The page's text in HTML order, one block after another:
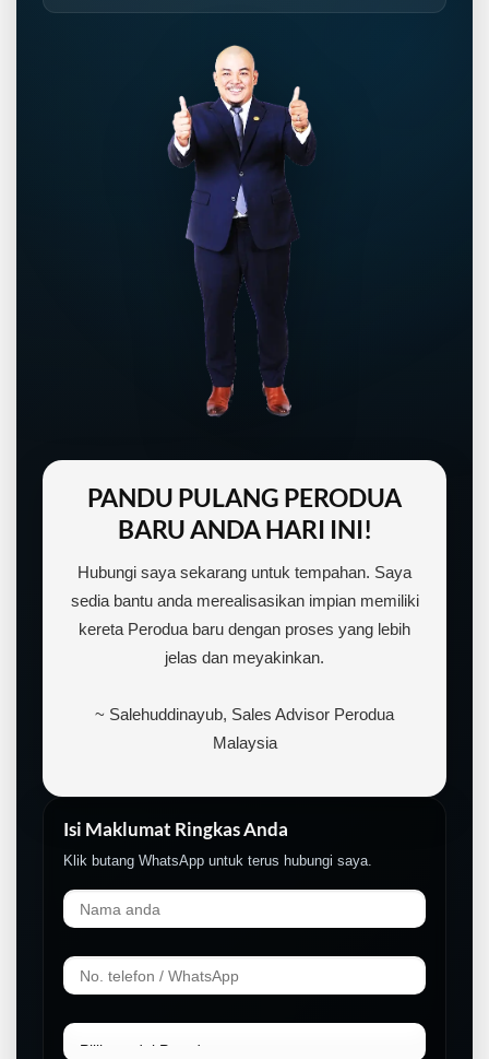
PANDU PULANG PERODUA
BARU ANDA HARI INI!
Hubungi saya sekarang untuk tempahan. Saya
sedia bantu anda merealisasikan impian memiliki
kereta Perodua baru dengan proses yang lebih
jelas dan meyakinkan.
~ Salehuddinayub, Sales Advisor Perodua
Malaysia
Isi Maklumat Ringkas Anda
Klik butang WhatsApp untuk terus hubungi saya.